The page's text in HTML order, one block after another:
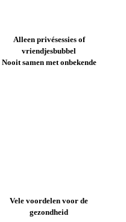
Alleen privésessies of
vriendjesbubbel
Nooit samen met onbekende
Vele voordelen voor de
gezondheid